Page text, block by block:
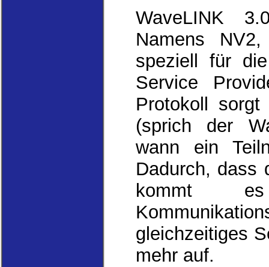
WaveLINK
Namens
speziell für
Service
Protokoll
(sprich der
wann ein
Dadurch, dass
kommt
gleichzeitiges
mehr auf.